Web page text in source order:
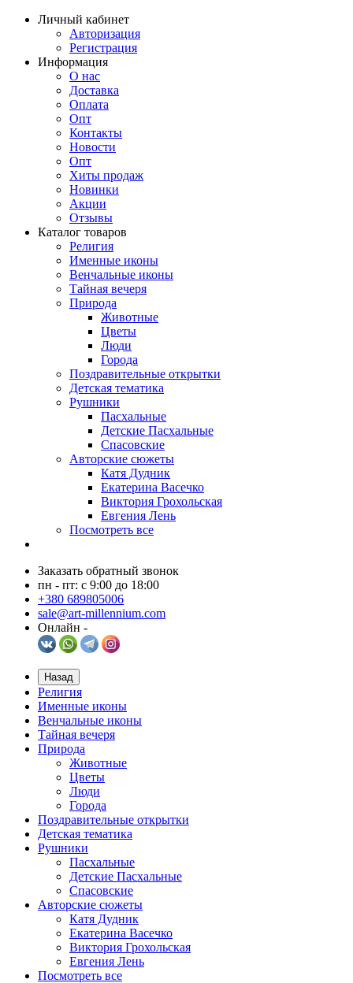
Личный кабинет
Авторизация
Регистрация
Информация
О нас
Доставка
Оплата
Опт
Контакты
Новости
Опт
Хиты продаж
Новинки
Акции
Отзывы
Каталог товаров
Религия
Именные иконы
Венчальные иконы
Тайная вечеря
Природа
Животные
Цветы
Люди
Города
Поздравительные открытки
Детская тематика
Рушники
Пасхальные
Детские Пасхальные
Спасовские
Авторские сюжеты
Катя Дудник
Екатерина Васечко
Виктория Грохольская
Евгения Лень
Посмотреть все
Заказать обратный звонок
пн - пт: с 9:00 до 18:00
+380 689805006
sale@art-millennium.com
Онлайн -
Назад
Религия
Именные иконы
Венчальные иконы
Тайная вечеря
Природа
Животные
Цветы
Люди
Города
Поздравительные открытки
Детская тематика
Рушники
Пасхальные
Детские Пасхальные
Спасовские
Авторские сюжеты
Катя Дудник
Екатерина Васечко
Виктория Грохольская
Евгения Лень
Посмотреть все